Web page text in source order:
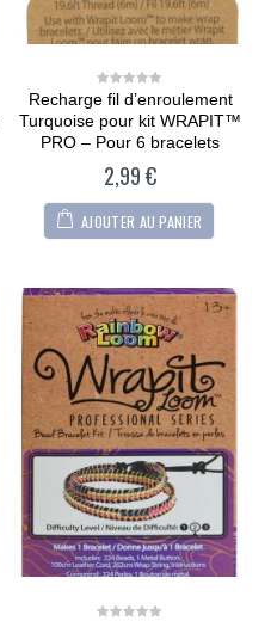
0
of
5
Recharge fil d’enroulement
Turquoise pour kit WRAPIT™
PRO – Pour 6 bracelets
2,99€
AJOUTER AU PANIER